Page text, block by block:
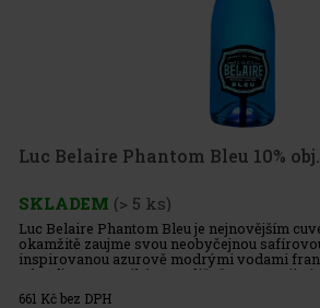
Luc Belaire Phantom Bleu 10%
SKLADEM (> 5 ks)
Luc Belaire Phantom Bleu je nejnovějším
okamžitě zaujme svou neobyčejnou
inspirovanou azurově modrými vodami
Côte d’Azur. Vyrábí se tradičně ve Francii
spojuje e
661 Kč bez DPH